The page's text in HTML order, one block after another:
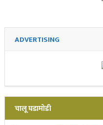
ADVERTISING
चालू घडामोडी